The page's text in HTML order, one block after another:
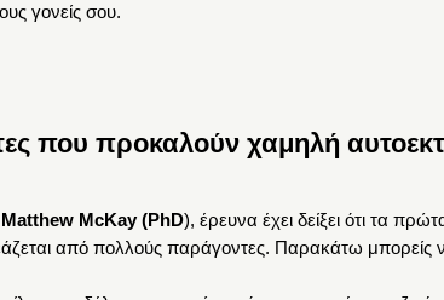
γονείς σου.
που προκαλούν χαμηλή
McKay (PhD), έρευνα έχει δείξει ότι τα
από πολλούς παράγοντες. Παρακάτω μπορείς